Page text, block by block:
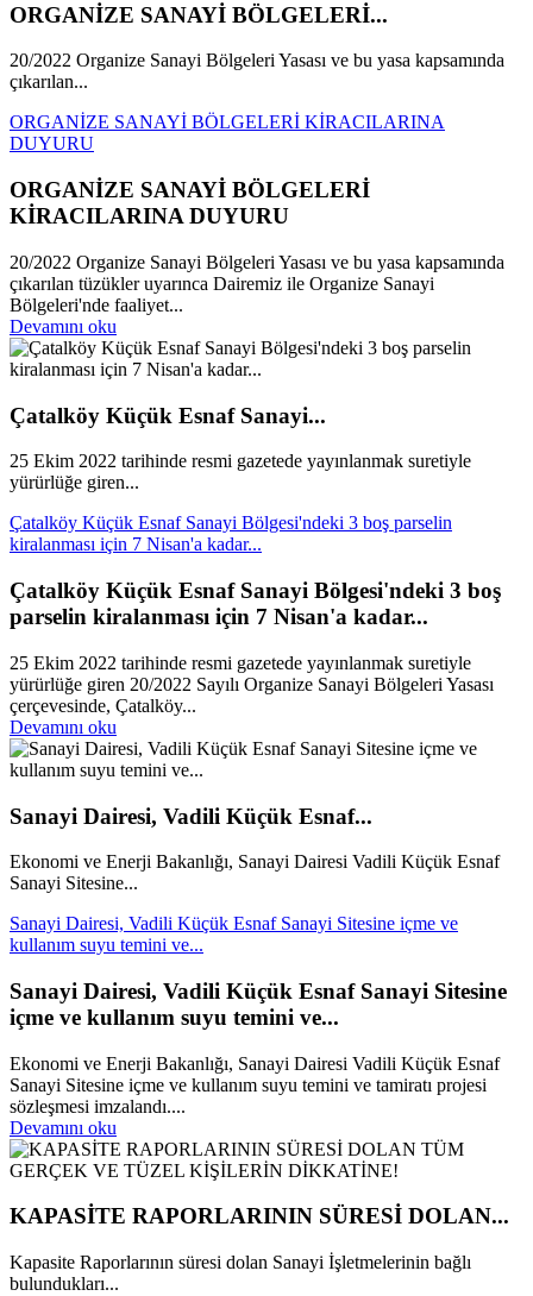
ORGANİZE SANAYİ BÖLGELERİ...
20/2022 Organize Sanayi Bölgeleri Yasası ve bu yasa kapsamında
çıkarılan...
ORGANİZE SANAYİ BÖLGELERİ KİRACILARINA
DUYURU
ORGANİZE SANAYİ BÖLGELERİ
KİRACILARINA DUYURU
20/2022 Organize Sanayi Bölgeleri Yasası ve bu yasa kapsamında
çıkarılan tüzükler uyarınca Dairemiz ile Organize Sanayi
Bölgeleri'nde faaliyet...
Devamını oku
Çatalköy Küçük Esnaf Sanayi...
25 Ekim 2022 tarihinde resmi gazetede yayınlanmak suretiyle
yürürlüğe giren...
Çatalköy Küçük Esnaf Sanayi Bölgesi'ndeki 3 boş parselin
kiralanması için 7 Nisan'a kadar...
Çatalköy Küçük Esnaf Sanayi Bölgesi'ndeki 3 boş
parselin kiralanması için 7 Nisan'a kadar...
25 Ekim 2022 tarihinde resmi gazetede yayınlanmak suretiyle
yürürlüğe giren 20/2022 Sayılı Organize Sanayi Bölgeleri Yasası
çerçevesinde, Çatalköy...
Devamını oku
Sanayi Dairesi, Vadili Küçük Esnaf...
Ekonomi ve Enerji Bakanlığı, Sanayi Dairesi Vadili Küçük Esnaf
Sanayi Sitesine...
Sanayi Dairesi, Vadili Küçük Esnaf Sanayi Sitesine içme ve
kullanım suyu temini ve...
Sanayi Dairesi, Vadili Küçük Esnaf Sanayi Sitesine
içme ve kullanım suyu temini ve...
Ekonomi ve Enerji Bakanlığı, Sanayi Dairesi Vadili Küçük Esnaf
Sanayi Sitesine içme ve kullanım suyu temini ve tamiratı projesi
sözleşmesi imzalandı....
Devamını oku
KAPASİTE RAPORLARININ SÜRESİ DOLAN...
Kapasite Raporlarının süresi dolan Sanayi İşletmelerinin bağlı
bulundukları...